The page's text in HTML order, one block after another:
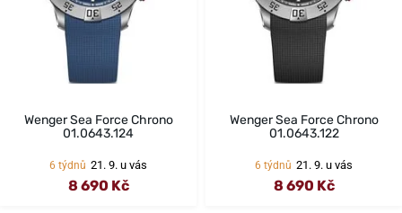
Wenger Sea Force Chrono
01.0643.124
6 týdnů 21. 9. u vás
8 690 Kč
Wenger Sea Force Chrono
01.0643.122
6 týdnů 21. 9. u vás
8 690 Kč